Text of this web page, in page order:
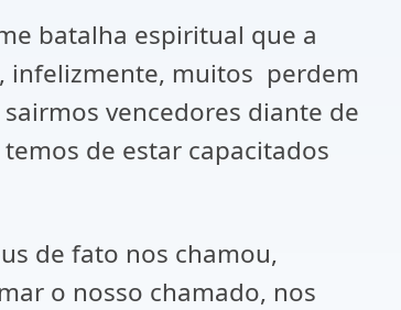
batalha espiritual que a
infelizmente, muitos perdem
vencedores diante de
de estar capacitados
de fato nos chamou,
o nosso chamado, nos